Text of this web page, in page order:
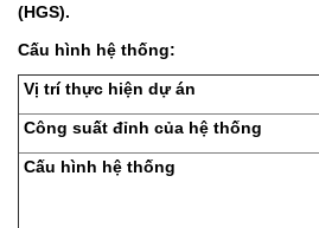
(HGS).
Cấu hình hệ thống:
Vị trí thực hiện dự án
Công suất đỉnh của hệ thống
Cấu hình hệ thống